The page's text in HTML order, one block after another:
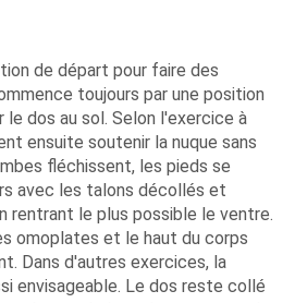
de départ pour faire des
toujours par une position
le dos au sol. Selon l'exercice à
ensuite soutenir la nuque sans
fléchissent, les pieds se
avec les talons décollés et
rentrant le plus possible le ventre.
omoplates et le haut du corps
Dans d'autres exercices, la
envisageable. Le dos reste collé